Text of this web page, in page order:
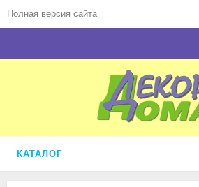
Полная версия сайта
КАТАЛОГ